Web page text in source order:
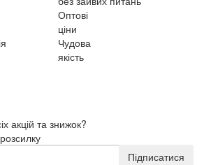
Оптові
ціни
Чудова
якість
акцій та знижок?
Підписатися